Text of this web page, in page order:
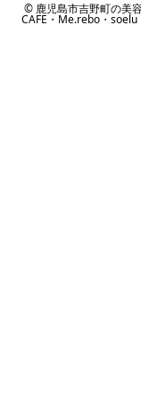
© 鹿児島市吉野町の美
CAFE・Me.rebo・soelu